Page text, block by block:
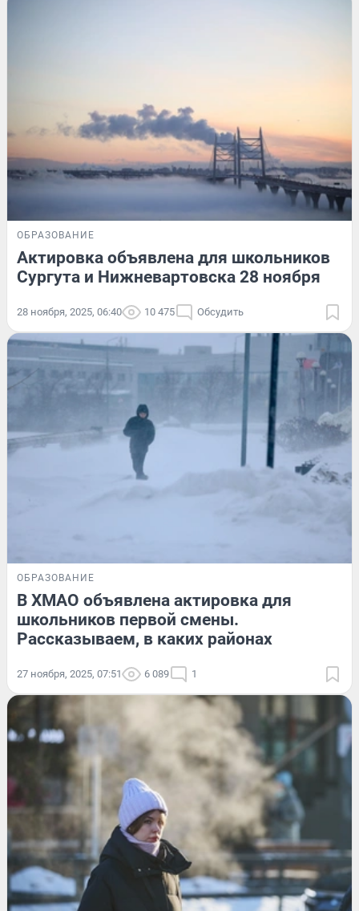
ОБРАЗОВАНИЕ
Актировка объявлена для школьников
Сургута и Нижневартовска 28 ноября
28 ноября, 2025, 06:40 10 475 Обсудить
ОБРАЗОВАНИЕ
В ХМАО объявлена актировка для
школьников первой смены.
Рассказываем, в каких районах
27 ноября, 2025, 07:51 6 089 1